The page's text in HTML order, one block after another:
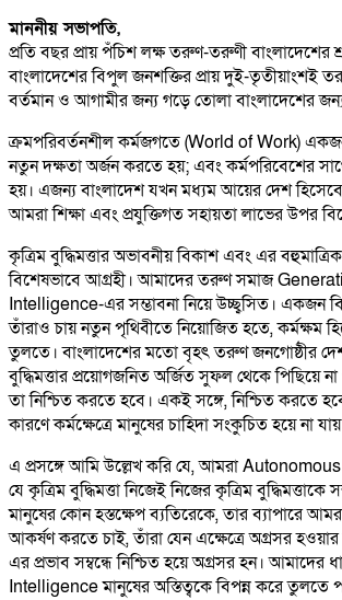
মাননীয় সভাপতি,
প্রতি বছর প্রায় পঁচিশ লক্ষ তরুণ-তরুণী বাংলাদেশের
বাংলাদেশের বিপুল জনশক্তির প্রায় দুই-তৃতীয়াংশই
বর্তমান ও আগামীর জন্য গড়ে তোলা বাংলাদেশের
ক্রমপরিবর্তনশীল কর্মজগতে (World of Work)
নতুন দক্ষতা অর্জন করতে হয়; এবং কর্মপরিবেশের
হয়। এজন্য বাংলাদেশ যখন মধ্যম আয়ের দেশ
আমরা শিক্ষা এবং প্রযুক্তিগত সহায়তা লাভের উপর
কৃত্রিম বুদ্ধিমত্তার অভাবনীয় বিকাশ এবং এর
বিশেষভাবে আগ্রহী। আমাদের তরুণ সমাজ
Intelligence-এর সম্ভাবনা নিয়ে উচ্ছ্বসিত। একজন
তাঁরাও চায় নতুন পৃথিবীতে নিয়োজিত হতে, কর্মক্ষম
তুলতে। বাংলাদেশের মতো বৃহৎ তরুণ জনগোষ্ঠীর
বুদ্ধিমত্তার প্রয়োগজনিত অর্জিত সুফল থেকে পিছিয়ে না
তা নিশ্চিত করতে হবে। একই সঙ্গে, নিশ্চিত করতে হবে
কারণে কর্মক্ষেত্রে মানুষের চাহিদা সংকুচিত হয়ে না
এ প্রসঙ্গে আমি উল্লেখ করি যে, আমরা
যে কৃত্রিম বুদ্ধিমত্তা নিজেই নিজের কৃত্রিম
মানুষের কোন হস্তক্ষেপ ব্যতিরেকে, তার ব্যাপারে
আকর্ষণ করতে চাই, তাঁরা যেন এক্ষেত্রে অগ্রসর
এর প্রভাব সম্বন্ধে নিশ্চিত হয়ে অগ্রসর হন। আমাদের
Intelligence মানুষের অস্তিত্বকে বিপন্ন করে তুলতে